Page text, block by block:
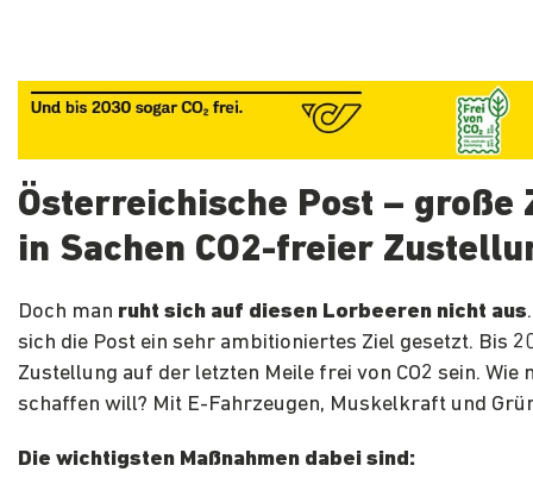
Österreichische Post – große
in Sachen CO2-freier
Doch man ruht sich auf diesen Lorbeeren nicht aus
sich die Post ein sehr ambitioniertes Ziel gesetzt. Bis
Zustellung auf der letzten Meile frei von CO2 sein. Wie
schaffen will? Mit E-Fahrzeugen, Muskelkraft und
Die wichtigsten Maßnahmen dabei sind: